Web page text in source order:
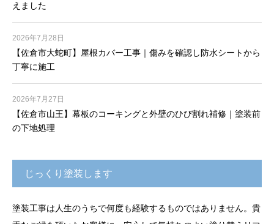
えました
【佐倉市大蛇町】屋根カバー工事｜傷みを確認し防水シートから
丁寧に施工
2026年7月28日
【佐倉市山王】幕板のコーキングと外壁のひび割れ補修｜塗装前
の下地処理
2026年7月27日
じっくり塗装します
塗装工事は人生のうちで何度も経験するものではありません。貴